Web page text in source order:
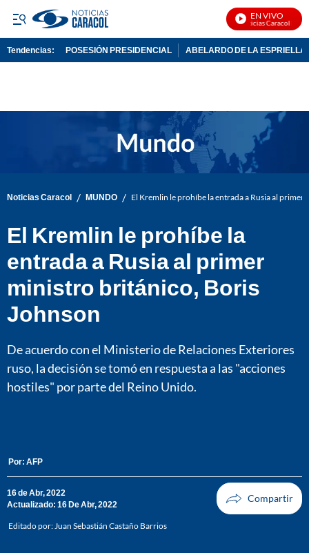
EN VIVO
Noticias Caracol En
Tendencias: POSESIÓN PRESIDENCIAL ABELARDO DE LA ESPRIELLA
Noticias Caracol / MUNDO / El Kremlin le prohíbe la entrada a Rusia al
El Kremlin le prohíbe la
entrada a Rusia al primer
ministro británico, Boris
Johnson
De acuerdo con el Ministerio de Relaciones Exteriores
ruso, la decisión se tomó en respuesta a las "acciones
hostiles" por parte del Reino Unido.
Por: AFP
16 de Abr, 2022
Actualizado: 16 De Abr, 2022
Editado por:Juan Sebastián Castaño Barrios